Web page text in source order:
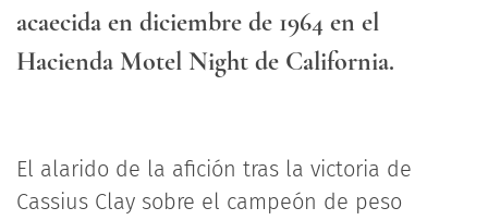
acaecida en diciembre de 1964 en el
Hacienda Motel Night de California.
El alarido de la afición tras la victoria de
Cassius Clay sobre el campeón de peso